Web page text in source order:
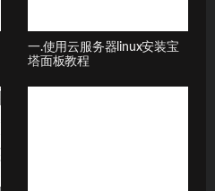
一.使用云服务器linux安装宝
塔面板教程